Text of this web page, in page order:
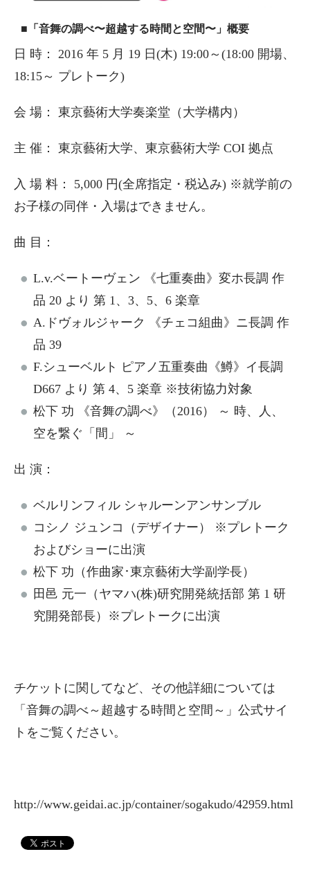
■「音舞の調べ〜超越する時間と空間〜」概要
日 時： 2016 年 5 月 19 日(木) 19:00～(18:00 開場、
18:15～ プレトーク)
会 場： 東京藝術大学奏楽堂（大学構内）
主 催： 東京藝術大学、東京藝術大学 COI 拠点
入 場 料： 5,000 円(全席指定・税込み) ※就学前の
お子様の同伴・入場はできません。
曲 目：
L.v.ベートーヴェン 《七重奏曲》変ホ長調 作
品 20 より 第 1、3、5、6 楽章
A.ドヴォルジャーク 《チェコ組曲》ニ長調 作
品 39
F.シューベルト ピアノ五重奏曲《鱒》イ長調
D667 より 第 4、5 楽章 ※技術協力対象
松下 功 《音舞の調べ》（2016） ～ 時、人、
空を繋ぐ「間」 ～
出 演：
ベルリンフィル シャルーンアンサンブル
コシノ ジュンコ（デザイナー） ※プレトーク
およびショーに出演
松下 功（作曲家･東京藝術大学副学長）
田邑 元一（ヤマハ(株)研究開発統括部 第 1 研
究開発部長）※プレトークに出演
チケットに関してなど、その他詳細については
「音舞の調べ～超越する時間と空間～」公式サイ
トをご覧ください。
http://www.geidai.ac.jp/container/sogakudo/42959.html